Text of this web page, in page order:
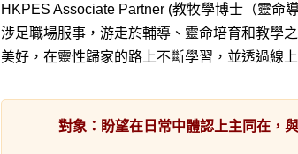
HKPES Associate Partner (教牧學博士（靈命
涉足職場服事，游走於輔導、靈命培育和教學
美好，在靈性歸家的路上不斷學習，並透過線
對象：盼望在日常中體認上主同在，